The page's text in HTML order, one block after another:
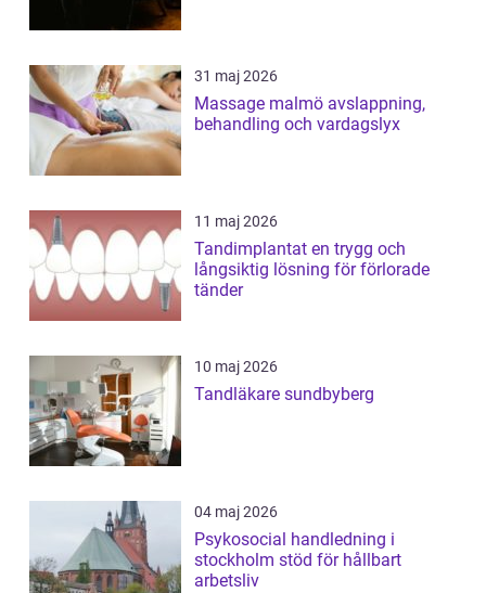
31 maj 2026
Massage malmö avslappning,
behandling och vardagslyx
11 maj 2026
Tandimplantat en trygg och
långsiktig lösning för förlorade
tänder
10 maj 2026
Tandläkare sundbyberg
04 maj 2026
Psykosocial handledning i
stockholm stöd för hållbart
arbetsliv